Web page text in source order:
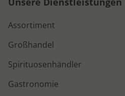
Assortiment
Großhandel
Spirituosenhändler
Gastronomie